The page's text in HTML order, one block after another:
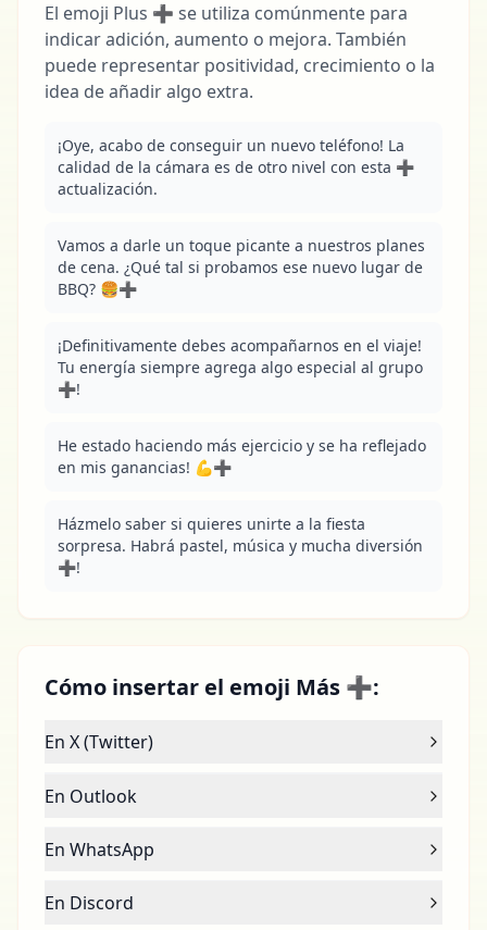
El emoji Plus ➕ se utiliza comúnmente para
indicar adición, aumento o mejora. También
puede representar positividad, crecimiento o la
idea de añadir algo extra.
¡Oye, acabo de conseguir un nuevo teléfono! La
calidad de la cámara es de otro nivel con esta ➕
actualización.
Vamos a darle un toque picante a nuestros planes
de cena. ¿Qué tal si probamos ese nuevo lugar de
BBQ? 🍔➕
¡Definitivamente debes acompañarnos en el viaje!
Tu energía siempre agrega algo especial al grupo
➕!
He estado haciendo más ejercicio y se ha reflejado
en mis ganancias! 💪➕
Házmelo saber si quieres unirte a la fiesta
sorpresa. Habrá pastel, música y mucha diversión
➕!
Cómo insertar el emoji Más ➕:
En X (Twitter)
En Outlook
En WhatsApp
En Discord